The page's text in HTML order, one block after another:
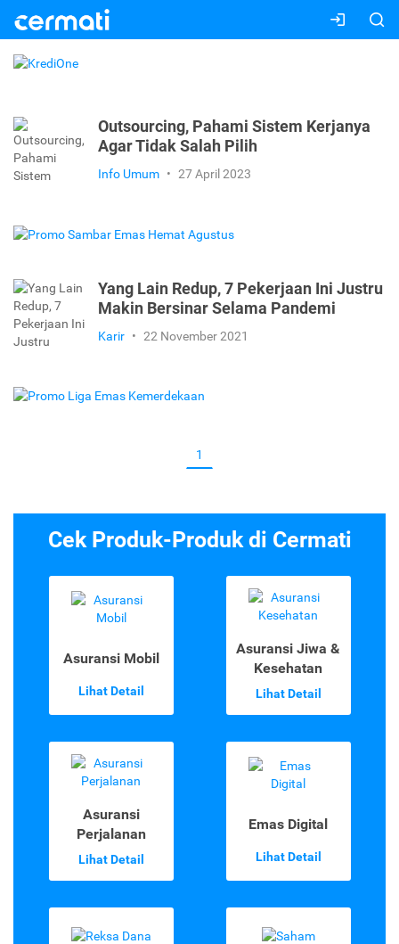
Outsourcing, Pahami Sistem Kerjanya
Agar Tidak Salah Pilih
Info Umum • 27 April 2023
Yang Lain Redup, 7 Pekerjaan Ini Justru
Makin Bersinar Selama Pandemi
Karir • 22 November 2021
1
Cek Produk-Produk di Cermati
Asuransi Mobil
Lihat Detail
Asuransi Jiwa &
Kesehatan
Lihat Detail
Asuransi
Perjalanan
Lihat Detail
Emas Digital
Lihat Detail